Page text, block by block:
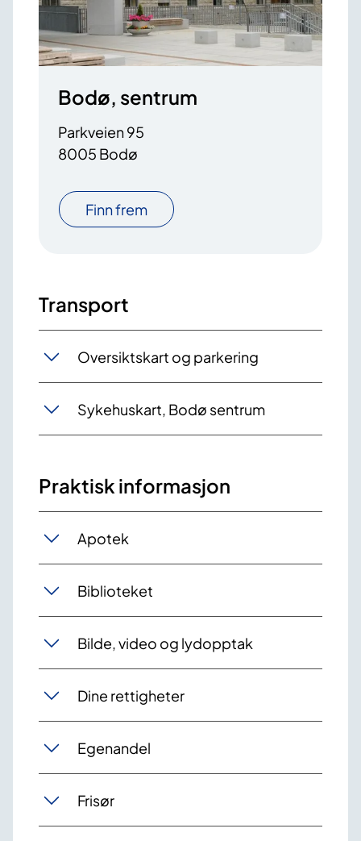
Bodø, sentrum
Parkveien 95
8005 Bodø
Finn frem
Transport
Oversiktskart og parkering
Sykehuskart, Bodø sentrum
Praktisk informasjon
Apotek
Biblioteket
Bilde, video og lydopptak
Dine rettigheter
Egenandel
Frisør